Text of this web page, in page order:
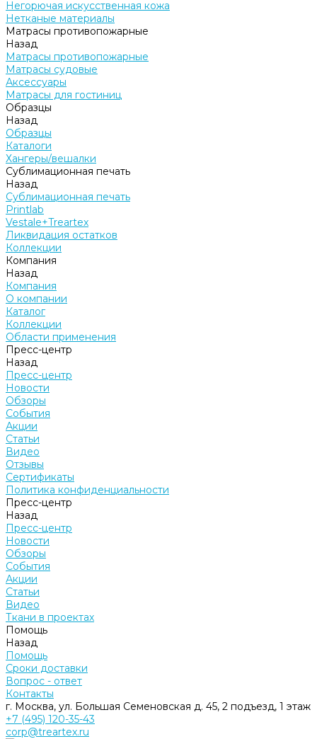
Негорючая искусственная кожа
Нетканые материалы
Матрасы противопожарные
Назад
Матрасы противопожарные
Матрасы судовые
Аксессуары
Матрасы для гостиниц
Образцы
Назад
Образцы
Каталоги
Хангеры/вешалки
Сублимационная печать
Назад
Сублимационная печать
Printlab
Vestale+Treartex
Ликвидация остатков
Коллекции
Компания
Назад
Компания
О компании
Каталог
Коллекции
Области применения
Пресс-центр
Назад
Пресс-центр
Новости
Обзоры
События
Акции
Статьи
Видео
Отзывы
Сертификаты
Политика конфиденциальности
Пресс-центр
Назад
Пресс-центр
Новости
Обзоры
События
Акции
Статьи
Видео
Ткани в проектах
Помощь
Назад
Помощь
Сроки доставки
Вопрос - ответ
Контакты
г. Москва, ул. Большая Семеновская д. 45, 2 подъезд, 1 этаж
+7 (495) 120-35-43
corp@treartex.ru